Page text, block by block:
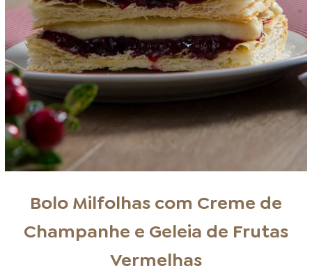
Bolo Milfolhas com Creme de
Champanhe e Geleia de Frutas
Vermelhas